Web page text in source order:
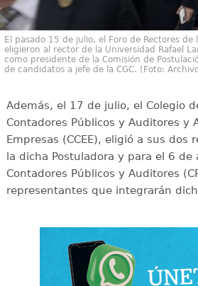
El pasado 15 de julio, el Foro de Rectores de
eligieron al rector de la Universidad Rafael
como presidente de la Comisión de
de candidatos a jefe de la CGC. (Foto:
Además, el 17 de julio, el Colegio
Contadores Públicos y Auditores y
Empresas (CCEE), eligió a sus dos
la dicha Postuladora y para el 6 de
Contadores Públicos y Auditores
representantes que integrarán